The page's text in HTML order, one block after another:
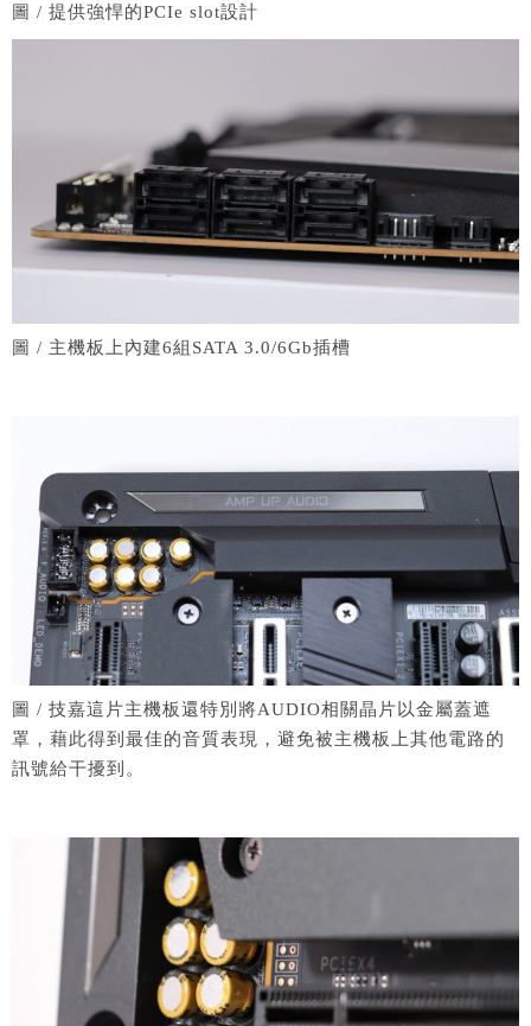
圖 / 提供強悍的PCIe slot設計
圖 / 主機板上內建6組SATA 3.0/6Gb插槽
圖 / 技嘉這片主機板還特別將AUDIO相關晶片以金屬蓋遮
罩，藉此得到最佳的音質表現，避免被主機板上其他電路的
訊號給干擾到。